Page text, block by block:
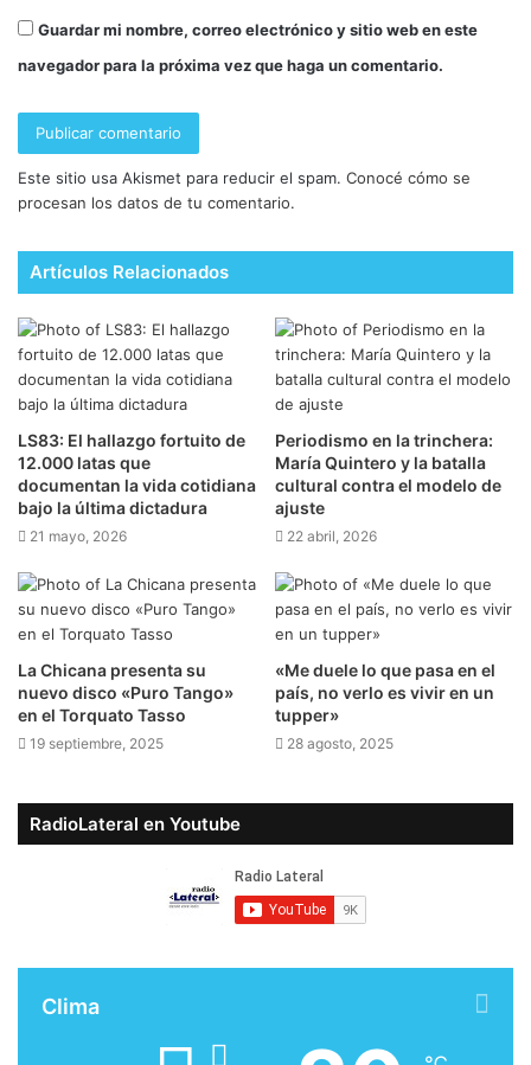
Guardar mi nombre, correo electrónico y sitio web en este
navegador para la próxima vez que haga un comentario.
Este sitio usa Akismet para reducir el spam. Conocé cómo se
procesan los datos de tu comentario.
Artículos Relacionados
LS83: El hallazgo fortuito de
12.000 latas que
documentan la vida cotidiana
bajo la última dictadura
21 mayo, 2026
Periodismo en la trinchera:
María Quintero y la batalla
cultural contra el modelo de
ajuste
22 abril, 2026
​La Chicana presenta su
nuevo disco «Puro Tango»
en el Torquato Tasso
19 septiembre, 2025
​«Me duele lo que pasa en el
país, no verlo es vivir en un
tupper»
28 agosto, 2025
RadioLateral en Youtube
Clima